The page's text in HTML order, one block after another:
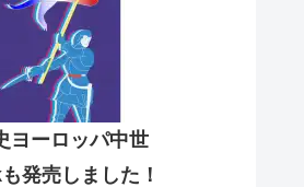
ヨーロッパ中世
発売しました！